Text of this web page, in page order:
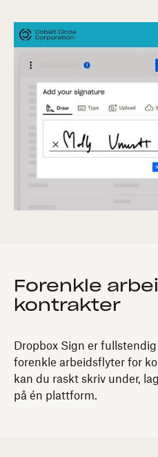
Forenkle
kontrakter
Dropbox Sign er
forenkle arbeidsflyter for
kan du raskt skriv under,
på én plattform.